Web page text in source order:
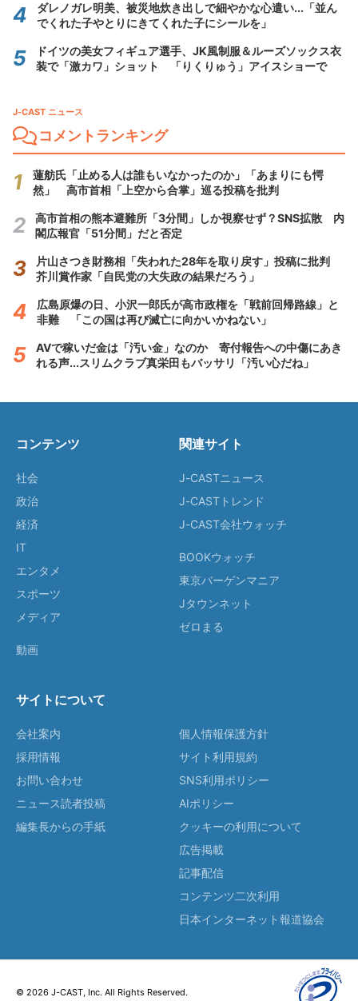
ダレノガレ明美、被災地炊き出しで細やかな心遣い...「並ん
でくれた子やとりにきてくれた子にシールを」
ドイツの美女フィギュア選手、JK風制服＆ルーズソックス衣
装で「激カワ」ショット 「りくりゅう」アイスショーで
J-CAST ニュース
コメントランキング
蓮舫氏「止める人は誰もいなかったのか」「あまりにも愕
然」 高市首相「上空から合掌」巡る投稿を批判
高市首相の熊本避難所「3分間」しか視察せず？SNS拡散 内
閣広報官「51分間」だと否定
片山さつき財務相「失われた28年を取り戻す」投稿に批判
芥川賞作家「自民党の大失政の結果だろう」
広島原爆の日、小沢一郎氏が高市政権を「戦前回帰路線」と
非難 「この国は再び滅亡に向かいかねない」
AVで稼いだ金は「汚い金」なのか 寄付報告への中傷にあき
れる声...スリムクラブ真栄田もバッサリ「汚い心だね」
コンテンツ
社会
政治
経済
IT
エンタメ
スポーツ
メディア
動画
関連サイト
J-CASTニュース
J-CASTトレンド
J-CAST会社ウォッチ
BOOKウォッチ
東京バーゲンマニア
Jタウンネット
ゼロまる
サイトについて
会社案内
採用情報
お問い合わせ
ニュース読者投稿
編集長からの手紙
個人情報保護方針
サイト利用規約
SNS利用ポリシー
AIポリシー
クッキーの利用について
広告掲載
記事配信
コンテンツ二次利用
日本インターネット報道協会
© 2026 J-CAST, Inc. All Rights Reserved.